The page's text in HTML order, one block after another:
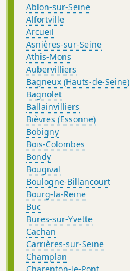
Ablon-sur-Seine
Alfortville
Arcueil
Asnières-sur-Seine
Athis-Mons
Aubervilliers
Bagneux (Hauts-de-Seine)
Bagnolet
Ballainvilliers
Bièvres (Essonne)
Bobigny
Bois-Colombes
Bondy
Bougival
Boulogne-Billancourt
Bourg-la-Reine
Buc
Bures-sur-Yvette
Cachan
Carrières-sur-Seine
Champlan